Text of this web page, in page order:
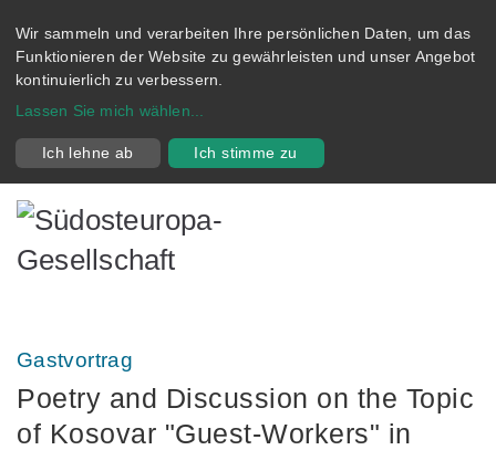
Wir sammeln und verarbeiten Ihre persönlichen Daten, um das
Funktionieren der Website zu gewährleisten und unser Angebot
kontinuierlich zu verbessern.
Lassen Sie mich wählen
Ich lehne ab Ich stimme zu
Gastvortrag
Poetry and Discussion on the Topic
of Kosovar "Guest-Workers" in